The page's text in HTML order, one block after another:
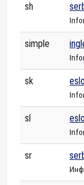
sh
simple
sk
sl
sr